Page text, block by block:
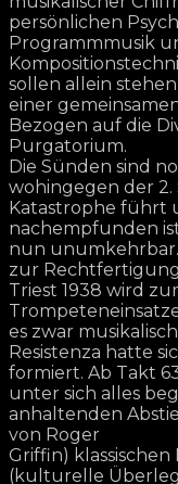
persönlichen
Programmmusik
sollen allein
einer
Bezogen auf die
Purgatorium.
Die Sünden sind
wohingegen der 2.
Katastrophe führt
nachempfunden
nun
zur Rechtfertigung
Triest 1938 wird
es zwar
Resistenza hatte
formiert. Ab Takt
unter sich alles
anhaltenden
von Roger
Griffin)
(kulturelle